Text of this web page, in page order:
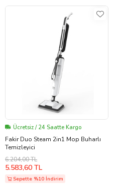
Ücretsiz / 24 Saatte Kargo
Fakir Duo Steam 2in1 Mop Buharlı
Temizleyici
6.204,00 TL
5.583,60 TL
Sepette %10 İndirim